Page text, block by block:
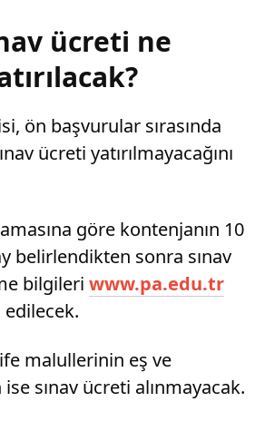
ücreti ne
ön başvurular sırasında
ücreti yatırılmayacağını
göre kontenjanın 10
belirlendikten sonra sınav
bilgileri www.pa.edu.tr
malullerinin eş ve
sınav ücreti alınmayacak.